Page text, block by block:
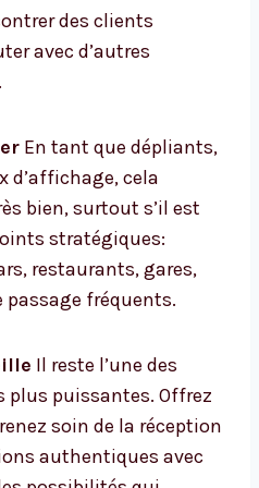
des clients
avec d’autres
En tant que dépliants,
d’affichage, cela
bien, surtout s’il est
stratégiques:
restaurants, gares,
fréquents.
Il reste l’une des
plus puissantes. Offrez
soin de la réception
authentiques avec